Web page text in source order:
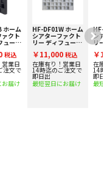
Class D アンプ
理想的なポストフィードバッ
Digital Filtering」
技術でマランツが理想とする
らに開放感に優れた空間表現
テリア・デザイン
ホーム
ァクト
ューザ
税込
営業日
注文で
お届け
HF-DF01W ホーム
シアターファクト
リー ディフューザ
ル）
￥11,000 税込
在庫有り！営業日
14時迄のご注文で
即日出
最短翌日にお届け
HF-
シア
リー
ネル
￥
在庫
14時
即日
最短